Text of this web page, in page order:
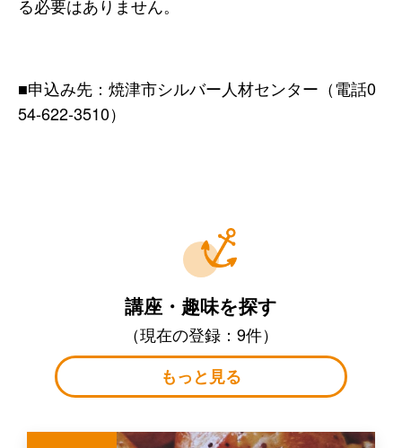
る必要はありません。
■申込み先：焼津市シルバー人材センター（電話0
54-622-3510）
講座・趣味を探す
（現在の登録：9件）
もっと見る